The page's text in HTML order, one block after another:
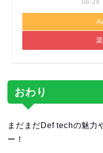
06-28
おわり
まだまだDef techの魅力
ー！